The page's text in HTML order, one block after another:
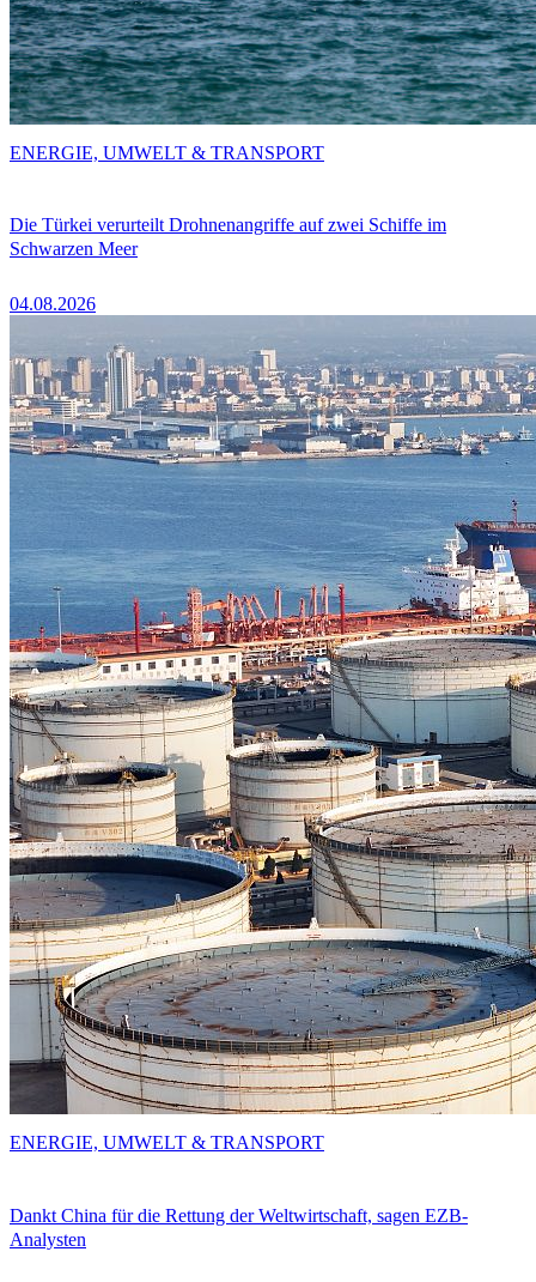
Die Türkei verurteilt Drohnenangriffe auf zwei Schiffe im
Schwarzen Meer
04.08.2026
ENERGIE, UMWELT & TRANSPORT
Dankt China für die Rettung der Weltwirtschaft, sagen EZB-
Analysten
ENERGIE, UMWELT & TRANSPORT